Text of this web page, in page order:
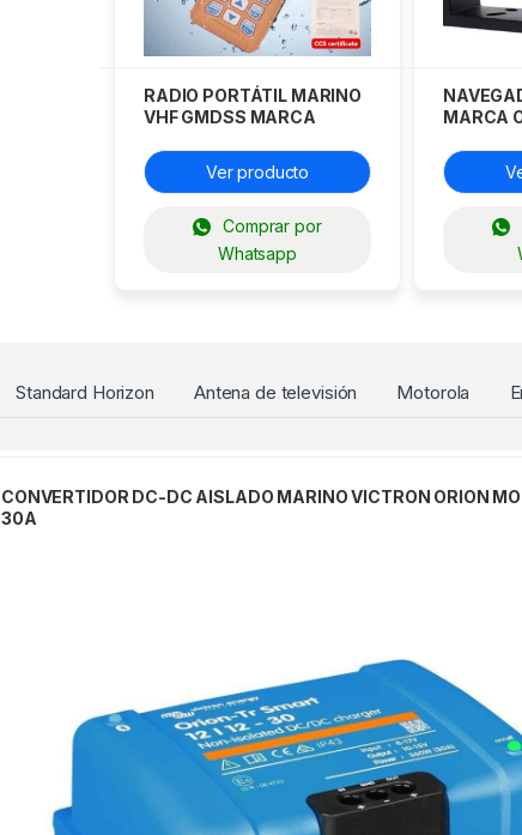
RADIO PORTÁTIL MARINO
VHF GMDSS MARCA
Ver producto
Comprar por
Whatsapp
MARCA
Standard Horizon Antena de televisión Motorola
CONVERTIDOR DC-DC AISLADO MARINO VICTRON ORION
30A